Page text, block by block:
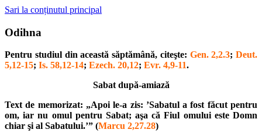
Sari la conținutul principal
Odihna
Pentru studiul din această săptămână, citeşte: Gen. 2,2.3; Deut.
5,12-15; Is. 58,12-14; Ezech. 20,12; Evr. 4,9-11.
Sabat după-amiază
Text de memorizat: „Apoi le-a zis: ’Sabatul a fost făcut pentru
om, iar nu omul pentru Sabat; aşa că Fiul omului este Domn
chiar şi al Sabatului.’” (Marcu 2,27.28)